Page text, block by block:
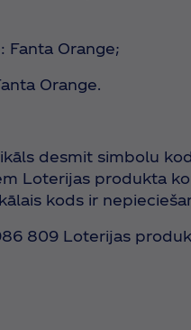
Orange;
Orange.
desmit simbolu
Loterijas produkta
kods ir
809 Loterijas